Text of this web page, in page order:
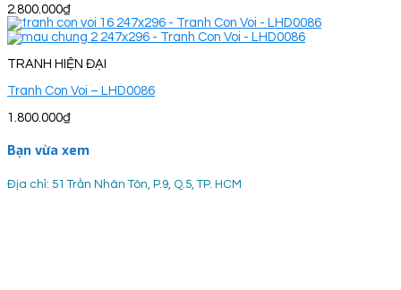
2.800.000₫
TRANH HIỆN ĐẠI
Tranh Con Voi – LHD0086
1.800.000₫
Bạn vừa xem
Địa chỉ: 51 Trần Nhân Tôn, P.9, Q.5, TP. HCM